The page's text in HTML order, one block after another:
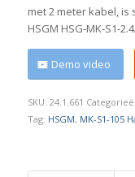
met 2 meter kabel,
HSGM HSG-MK-S1-
Demo video
SKU: 24.1.661
Tag: HSGM, MK-S1-105